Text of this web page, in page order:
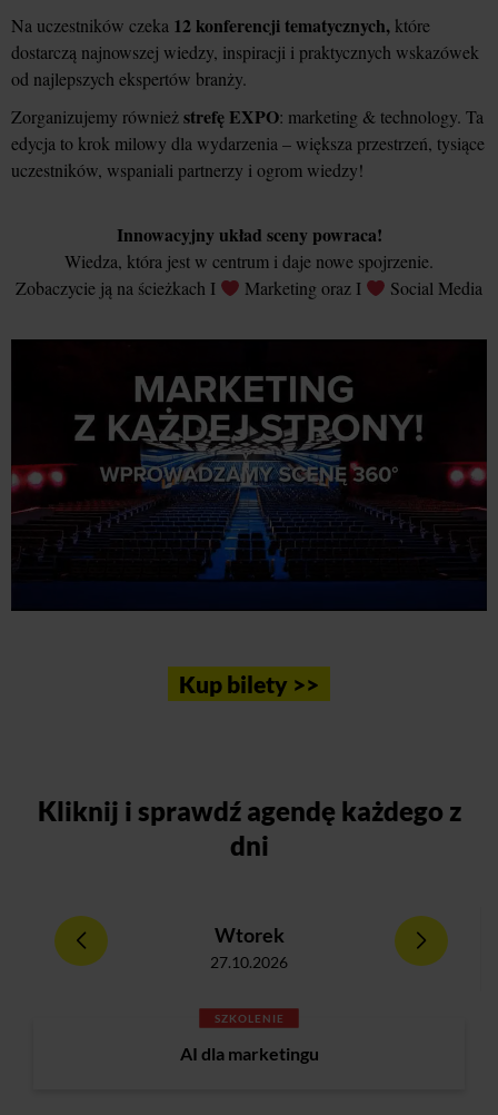
Na uczestników czeka 12 konferencji tematycznych, które
dostarczą najnowszej wiedzy, inspiracji i praktycznych wskazówek
od najlepszych ekspertów branży.
Zorganizujemy równieżstrefę EXPO: marketing & technology. Ta
edycja to krok milowy dla wydarzenia – większa przestrzeń, tysiące
uczestników, wspaniali partnerzy i ogrom wiedzy!
Innowacyjny układ sceny powraca!
Wiedza, która jest w centrum i daje nowe spojrzenie.
Zobaczycie ją na ścieżkach I
Marketing oraz I Social Media
Kup bilety >>
Kliknij i sprawdź agendę każdego z
dni
Wtorek
27.10.2026
SZKOLENIE
AI dla marketingu